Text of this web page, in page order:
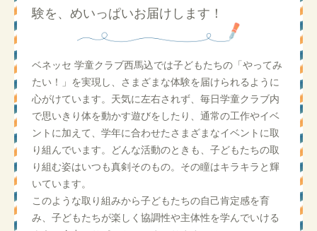
験を、めいっぱいお届けします！
ベネッセ 学童クラブ西馬込では子どもたちの「やってみ
たい！」を実現し、さまざまな体験を届けられるように
心がけています。天気に左右されず、毎日学童クラブ内
で思いきり体を動かす遊びをしたり、通常の工作やイベ
ントに加えて、学年に合わせたさまざまなイベントに取
り組んでいます。どんな活動のときも、子どもたちの取
り組む姿はいつも真剣そのもの。その瞳はキラキラと輝
いています。
このような取り組みから子どもたちの自己肯定感を育
み、子どもたちが楽しく協調性や主体性を学んでいける